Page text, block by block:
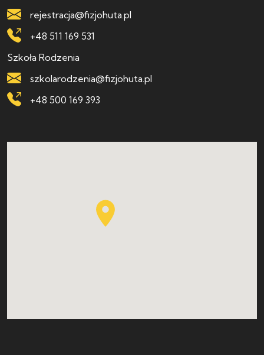
rejestracja@fizjohuta.pl
+48 511 169 531
Szkoła Rodzenia
szkolarodzenia@fizjohuta.pl
+48 500 169 393